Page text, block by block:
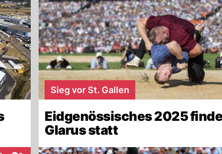
Sieg vor St. Gallen
Eidgenössisches 2025
Glarus statt